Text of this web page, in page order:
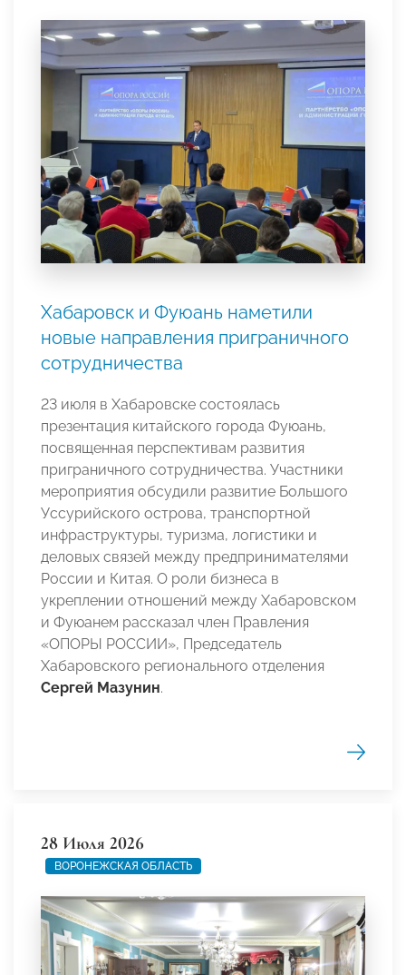
Хабаровск и Фуюань наметили
новые направления приграничного
сотрудничества
23 июля в Хабаровске состоялась
презентация китайского города Фуюань,
посвященная перспективам развития
приграничного сотрудничества. Участники
мероприятия обсудили развитие Большого
Уссурийского острова, транспортной
инфраструктуры, туризма, логистики и
деловых связей между предпринимателями
России и Китая. О роли бизнеса в
укреплении отношений между Хабаровском
и Фуюанем рассказал член Правления
«ОПОРЫ РОССИИ», Председатель
Хабаровского регионального отделения
Сергей Мазунин.
28 Июля 2026
ВОРОНЕЖСКАЯ ОБЛАСТЬ